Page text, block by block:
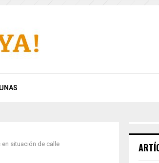
en situación de calle